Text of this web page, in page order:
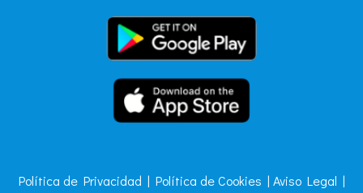
Política de Privacidad | Política de Cookies | Aviso Legal |